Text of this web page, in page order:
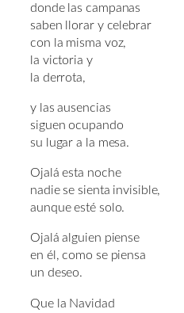
donde las campanas
saben llorar y celebrar
con la misma voz,
la victoria y
la derrota,
y las ausencias
siguen ocupando
su lugar a la mesa.
Ojalá esta noche
nadie se sienta invisible,
aunque esté solo.
Ojalá alguien piense
en él, como se piensa
un deseo.
Que la Navidad